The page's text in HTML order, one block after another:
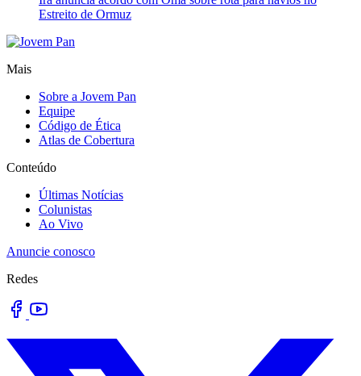
Estreito de Ormuz
Mais
Sobre a Jovem Pan
Equipe
Código de Ética
Atlas de Cobertura
Conteúdo
Últimas Notícias
Colunistas
Ao Vivo
Anuncie conosco
Redes